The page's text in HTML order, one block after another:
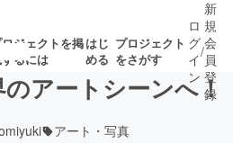
ジェクトを掲
るには
はじ
める
プロジェクト
をさがす
ロ
グ
イ
ン
/
新
規
会
員
登
録
アートシーンへ！
アート・写真